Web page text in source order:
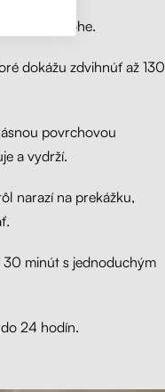
polohe.
dokážu zdvihnúť až 130
povrchovou
a vydrží.
narazí na prekážku,
minút s jednoduchým
24 hodín.